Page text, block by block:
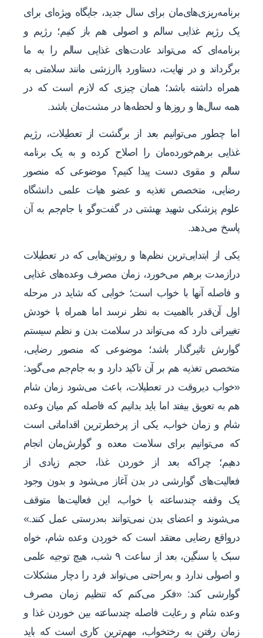
برنامه‌ریزی‌های‌مان برای سال جدید، جایگاه ویژه‌ای برای
یک رژیم غذایی سالم و اصولی هم باز کنیم؛ رژیم و
برنامه‌ای که می‌تواند عادت‌های غذایی سالم را به ما
برگرداند و در نهایت، دستاورد باارزشی مانند سلامتی به
همراه داشته باشد؛ همان ‌چیزی که لازم است که در
همه‌ سال‌ها و روزها و لحظه‌ها در مشت‌مان باشد.
اما چطور می‌توانیم بعد از برگشت از تعطیلات، رژیم
غذایی برهم‌خورده‌مان را اصلاح کرده و به یک برنامه
سالم و مقوی دست پیدا کنیم؟ موضوعی که منصور
رضایی، متخصص تغذیه و عضو هیات علمی دانشگاه
علوم پزشکی شهید بهشتی در گفت‌وگو با جام‌جم به آن
پاسخ می‌دهد.
یکی از ابتدایی‌ترین نظم‌ها و روتین‌هایی که در تعطیلات
درازمدت برهم می‌خورد، زمان مصرف وعده‌های غذایی
و فاصله آنها با خواب است؛ خوابی که شاید در مرحله
اول آن‌قدر بااهمیت به نظر نرسد اما همراه با خودش
تغییراتی دارد که می‌تواند در سلامت بدن و نظم سیستم
گوارش تاثیرگذار باشد؛ موضوعی که منصور رضایی،
متخصص تغذیه ‌هم بر آن تاکید دارد و به جام‌جم می‌گوید:
«خواب دیروقت در تعطیلات، باعث می‌شود زمان شام
هم به تعویق بیفتد اما باید بدانیم که فاصله کم میان وعده
شام و زمان خواب، یکی از پرخطرترین اقداماتی است
که می‌توانیم برای سلامت معده و گوارش‌مان انجام
دهیم؛ چراکه بعد از خوردن غذا، حجم زیادی از
فعالیت‌های گوارشی در بدن آغاز می‌شود و بدون وجود
یک وقفه چندساعته با خواب، این فعالیت‌ها متوقف
می‌شوند و اعضای بدن نمی‌توانند به‌درستی عمل کنند.»
درواقع رضایی معتقد است که خوردن وعده شام، خواه
سبک یا سنگین، بعد از ساعت ۹ شب، هیچ توجیه علمی
و اصولی ندارد و به‌راحتی می‌تواند فرد را دچار مشکلات
گوارشی کند: «فکر می‌کنم که تنظیم زمان مصرف
وعده شام و رعایت فاصله چندساعته بین خوردن غذا و
زمان رفتن به رختخواب، مهم‌ترین کاری است که باید